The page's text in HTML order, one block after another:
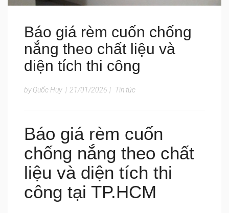
Báo giá rèm cuốn chống
nắng theo chất liệu và
diện tích thi công
by Quốc Huy | 21/01/2026 | Tin tức
Báo giá rèm cuốn
chống nắng theo chất
liệu và diện tích thi
công tại TP.HCM